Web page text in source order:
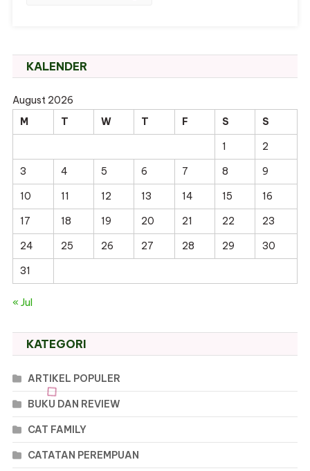
KALENDER
August 2026
M
T W T F S
S
1
2
3
4 5 6 7 8
9
10
11 12 13 14 15
16
17
18 19 20 21 22
23
24
25 26 27 28 29
30
31
« Jul
KATEGORI
ARTIKEL POPULER
BUKU DAN REVIEW
CAT FAMILY
CATATAN PEREMPUAN